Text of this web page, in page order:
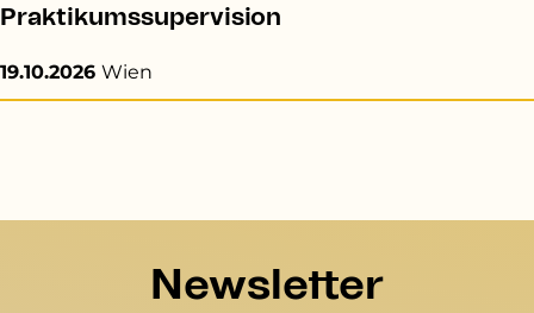
Praktikumssupervision
19.10.2026 Wien
Newsletter